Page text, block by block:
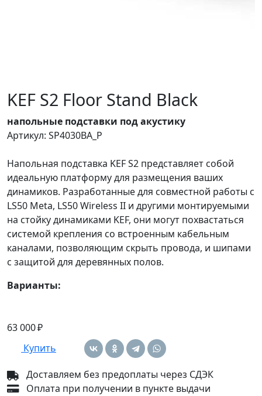
KEF S2 Floor Stand Black
напольные подставки под акустику
Артикул: SP4030BA_P
Напольная подставка KEF S2 представляет собой
идеальную платформу для размещения ваших
динамиков. Разработанные для совместной работы с
LS50 Meta, LS50 Wireless II и другими монтируемыми
на стойку динамиками KEF, они могут похвастаться
системой крепления со встроенным кабельным
каналами, позволяющим скрыть провода, и шипами
с защитой для деревянных полов.
Варианты:
63 000 ₽
Купить
Доставляем без предоплаты через СДЭК
Оплата при получении в пункте выдачи